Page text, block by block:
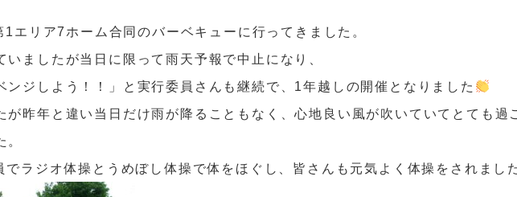
エリア7ホーム合同のバーベキューに行ってきました。
いましたが当日に限って雨天予報で中止になり、
ンジしよう！！」と実行委員さんも継続で、1年越しの開催となりました
が昨年と違い当日だけ雨が降ることもなく、心地良い風が吹いていてとても過
。
でラジオ体操とうめぼし体操で体をほぐし、皆さんも元気よく体操をされまし